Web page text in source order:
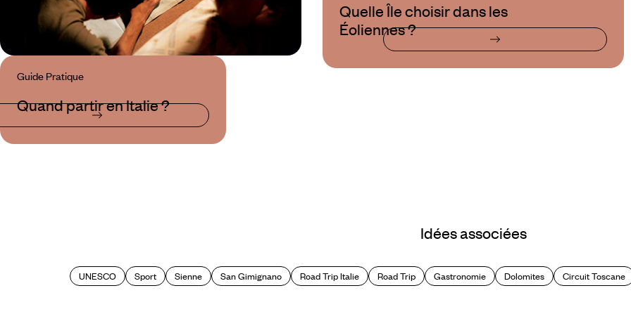
Guide Pratique
Quand partir en Italie ?
Quelle Île choisir dans les
Éoliennes ?
Idées associées
UNESCO Sport Sienne San Gimignano Road Trip Italie Road Trip Gastronomie Dolomites Circuit Toscane